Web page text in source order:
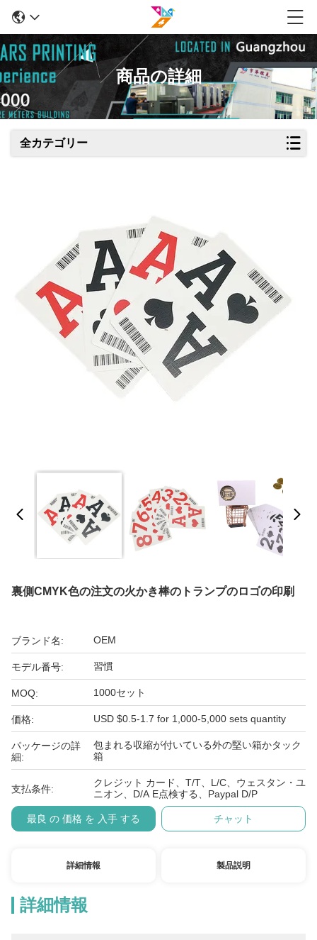
商品の詳細
全カテゴリー
裏側CMYK色の注文の火かき棒のトランプのロゴの印刷
ブランド名: OEM
モデル番号: 習慣
MOQ: 1000セット
価格: USD $0.5-1.7 for 1,000-5,000 sets quantity
パッケージの詳
細:
包まれる収縮が付いている外の堅い箱かタック
箱
支払条件:
クレジット カード、T/T、L/C、ウェスタン・ユ
ニオン、D/A E点検する、Paypal D/P
最良 の 価格 を 入手 する チャット
詳細情報 製品説明
詳細情報